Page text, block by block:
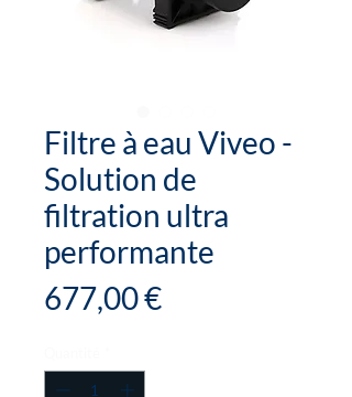
Filtre à eau Viveo -
Solution de
filtration ultra
performante
677,00 €Prix